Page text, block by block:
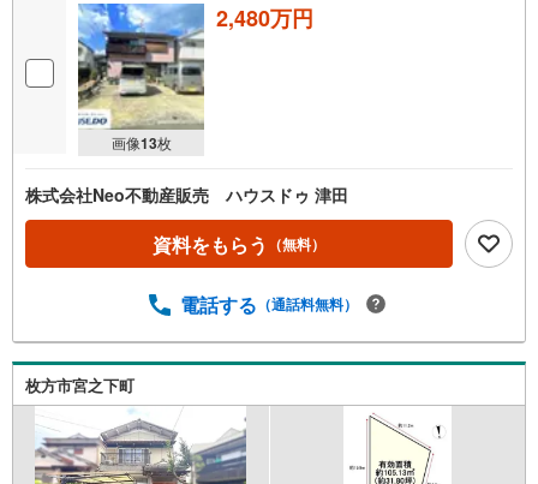
画像13枚
2,480万円
株式会社Neo不動産販売 ハウスドゥ 津田
資料をもらう （無料）
電話する （通話料無料）
枚方市宮之下町